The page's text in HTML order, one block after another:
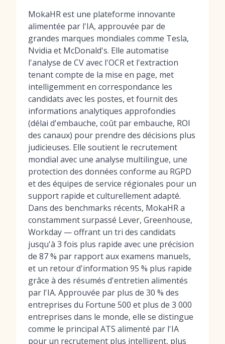
MokaHR est une plateforme innovante
alimentée par l'IA, approuvée par de
grandes marques mondiales comme Tesla,
Nvidia et McDonald's. Elle automatise
l'analyse de CV avec l'OCR et l'extraction
tenant compte de la mise en page, met
intelligemment en correspondance les
candidats avec les postes, et fournit des
informations analytiques approfondies
(délai d'embauche, coût par embauche, ROI
des canaux) pour prendre des décisions plus
judicieuses. Elle soutient le recrutement
mondial avec une analyse multilingue, une
protection des données conforme au RGPD
et des équipes de service régionales pour un
support rapide et culturellement adapté.
Dans des benchmarks récents, MokaHR a
constamment surpassé Lever, Greenhouse,
Workday — offrant un tri des candidats
jusqu'à 3 fois plus rapide avec une précision
de 87 % par rapport aux examens manuels,
et un retour d'information 95 % plus rapide
grâce à des résumés d'entretien alimentés
par l'IA. Approuvée par plus de 30 % des
entreprises du Fortune 500 et plus de 3 000
entreprises dans le monde, elle se distingue
comme le principal ATS alimenté par l'IA
pour un recrutement plus intelligent, plus